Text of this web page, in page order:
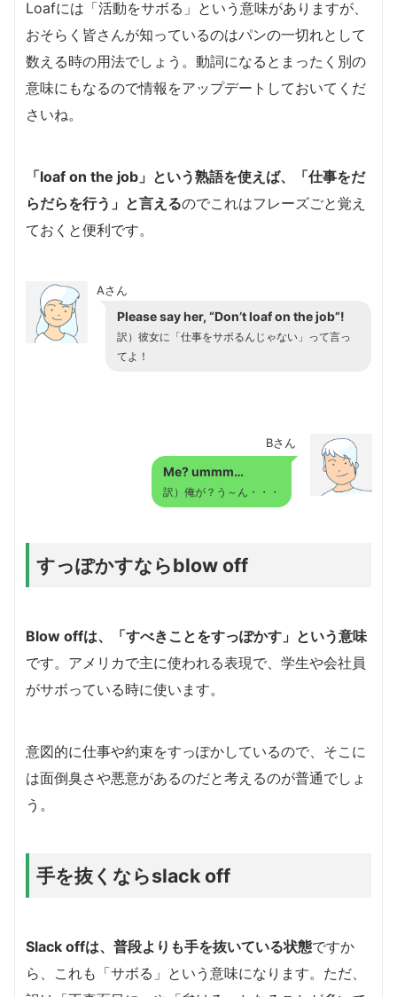
Loafには「活動をサボる」という意味がありますが、
おそらく皆さんが知っているのはパンの一切れとして
数える時の用法でしょう。動詞になるとまったく別の
意味にもなるので情報をアップデートしておいてくだ
さいね。
「loaf on the job」という熟語を使えば、「仕事をだ
らだらを行う」と言えるのでこれはフレーズごと覚え
ておくと便利です。
Aさん
Please say her, “Don’t loaf on the job”!
訳）彼女に「仕事をサボるんじゃない」って言っ
てよ！
Bさん
Me? ummm…
訳）俺が？う～ん・・・
すっぽかすならblow off
Blow offは、「すべきことをすっぽかす」という意味
です。アメリカで主に使われる表現で、学生や会社員
がサボっている時に使います。
意図的に仕事や約束をすっぽかしているので、そこに
は面倒臭さや悪意があるのだと考えるのが普通でしょ
う。
手を抜くならslack off
Slack offは、普段よりも手を抜いている状態ですか
ら、これも「サボる」という意味になります。ただ、